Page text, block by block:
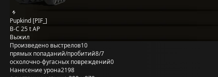
Pupkind [PIF_]
B-C 25 t AP
Выжил
Произведено выстрелов10
прямых попаданий/пробитий8/7
осколочно-фугасных повреждений0
Нанесение урона2198